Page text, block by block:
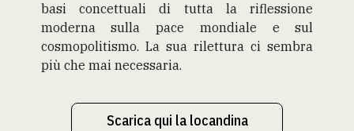
basi concettuali di tutta la riflessione
moderna sulla pace mondiale e sul
cosmopolitismo. La sua rilettura ci sembra
più che mai necessaria.
Scarica qui la locandina